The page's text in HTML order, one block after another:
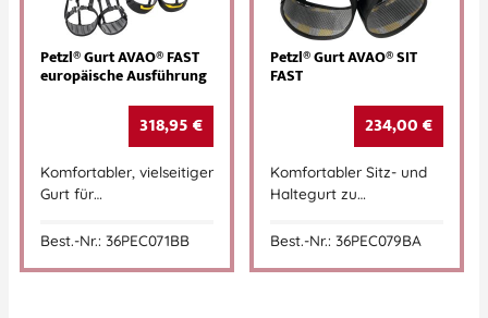
Petzl® Gurt AVAO® FAST
europäische Ausführung
318,95€
Komfortabler, vielseitiger
Gurt für…
Best.-Nr.: 36PEC071BB
Petzl® Gurt AVAO® SIT
FAST
234,00€
Komfortabler Sitz- und
Haltegurt zu…
Best.-Nr.: 36PEC079BA